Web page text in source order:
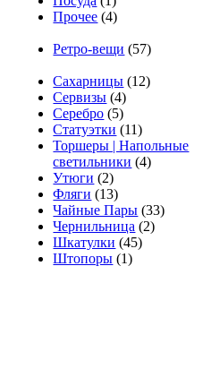
Прочее (4)
Ретро-вещи (57)
Сахарницы (12)
Сервизы (4)
Серебро (5)
Статуэтки (11)
Торшеры | Напольные
светильники (4)
Утюги (2)
Фляги (13)
Чайные Пары (33)
Чернильница (2)
Шкатулки (45)
Штопоры (1)